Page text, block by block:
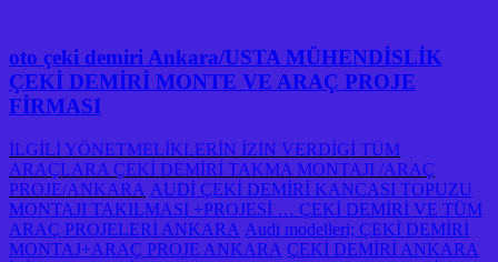
oto çeki demiri Ankara/USTA MÜHENDİSLİK
ÇEKİ DEMİRİ MONTE VE ARAÇ PROJE
FİRMASI
İLGİLİ YÖNETMELİKLERİN İZİN VERDİGİ TÜM
ARAÇLARA ÇEKİ DEMİRİ TAKMA MONTAJI /ARAÇ
PROJE/ANKARA AUDİ ÇEKİ DEMİRİ KANCASI TOPUZU
MONTAJI TAKILMASI +PROJESİ … ÇEKİ DEMİRİ VE TÜM
ARAÇ PROJELERİ ANKARA Audi modelleri; ÇEKİ DEMİRİ
MONTAJ+ARAÇ PROJE ANKARA ÇEKİ DEMİRİ ANKARA